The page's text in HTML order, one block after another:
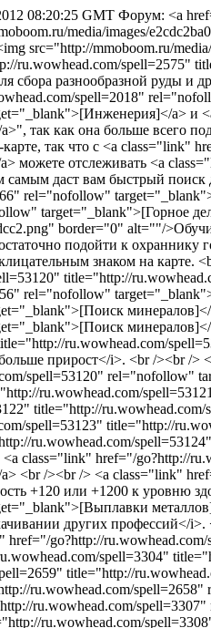
08:20:25 GMT Форум: <a
ru.wowhead.com/spell=53122" title="http://ru.wowhead.com/spell=53122" rel="nofollow" target="_blank">[*Ранг 3: Выносливость +7 или +70 к уровню здоровья.]</a> <br /><br /> <a class="link" href="/go?http://ru.wowhead.com/spell=53123" title="http://ru.wowhead.com/spell=53123" rel="nofollow" target="_blank">[*Ранг 4: Выносливость +10 или +100 к уровню здоровья.]</a> <br /><br /> <a class="link" href="/go?http://ru.wowhead.com/spell=53124" title="http://ru.wowhead.com/spell=53124" rel="nofollow" target="_blank">[*Ранг 5: Выносливость +30 или +300 к уровню здоровья.]</a> <br /><br /> <a class="link" href="/go?http://ru.wowhead.com/spell=53040" title="http://ru.wowhead.com/spell=53040" rel="nofollow" target="_blank">[*Ранг 6: Выносливость +60 или +600 к уровню здоровья.]</a> <br /><br /> <a class="link" href="/go?http://ru.wowhead.com/spell=74496" title="http://ru.wowhead.com/spell=74496" rel="nofollow" target="_blank">[*Ранг 7: Выносливость +120 или +1200 к уровню здоровья.]</a> <br /><br /> 3) <a class="link" href="/go?http://ru.wowhead.com/spell=2656" title="http://ru.wowhead.com/spell=2656" rel="nofollow" target="_blank">[Выплавки металлов]</a> <i>самое главное в нашем деле, вы сможете около "<b>Горна</b>" выплавлять из собранной руды всякие слитки, что и понадобится при прокачивании других профессий</i>. <br /><br /> <img src="http://mmoboom.ru/media/images/64cbe01c1950989f.jpg" border="0" alt=""/><a class="link" href="/go?http://ru.wowhead.com/spell=2657" title="http://ru.wowhead.com/spell=2657" rel="nofollow" target="_blank">[Выплавка меди]</a> 1/25/47/70 <br /><br /> <a class="link" href="/go?http://ru.wowhead.com/spell=3304" title="http://ru.wowhead.com/spell=3304" rel="nofollow" target="_blank">[Выплавка олова]</a> 65/70/75 <br /><br /> <a class="link" href="/go?http://ru.wowhead.com/spell=2659" title="http://ru.wowhead.com/spell=2659" rel="nofollow" target="_blank">[Выплавка бронзы]</a> 65/90/115 <br /><br /> <a class="link" href="/go?http://ru.wowhead.com/spell=2658" title="http://ru.wowhead.com/spell=2658" rel="nofollow" target="_blank">[Выплавка серебра]</a> 75/115/122/130 <br /><br /> <a class="link" href="/go?http://ru.wowhead.com/spell=3307" title="http://ru.wowhead.com/spell=3307" rel="nofollow" target="_blank">[Выплавка железа]</a> 125/130/145/160 <br /><br /> <a class="link" href="/go?http://ru.wowhead.com/spell=3308" title="http://ru.wowhead.com/spell=3308" rel="nofollow" target="_blank">[Выплавка золота]</a> 155/170/177/185 <br /><br /> <a class="link" href="/go?http://ru.wowhead.com/spell=3569" title="http://ru.wowhead.com/spell=3569" rel="nofollow" target="_blank">[Выплавка стали]</a> 165 <br /><br /> <a class="link" href="/go?http://ru.wowhead.com/spell=10097" title="http://ru.wowhead.com/spell=10097" rel="nofollow" target="_blank">[Выплавка мифрила]</a> 175/202/230 <br /><br /> <a class="link" href="/go?http://ru.wowhead.com/spell=10098" title="http://ru.wowhead.com/spell=10098" rel="nofollow" target="_blank">[Выплавка истинного серебра]</a> 230/250/270/290 <br /><br /> <a class="link" href="/go?http://ru.wowhead.com/spell=14891" title="http://ru.wowhead.com/spell=14891" rel="nofollow" target="_blank">[Выплавка черного железа]</a> 230/300/305/310 <br /><br /> <a class="link" href="/go?http://ru.wowhead.com/spell=16153" title="http://ru.wowhead.com/spell=16153" rel="nofollow" target="_blank">[Выплавка тория]</a> 230/250/270/290 <br /><br /> <a class="link" href="/go?http://ru.wowhead.com/spell=29356" title="http://ru.wowhead.com/spell=29356" rel="nofollow" target="_blank">[Выплавка оскверненного железа]</a> 275 300 325 <br /><br /> <a class="link" href="/go?http://ru.wowhead.com/spell=22967" title="http://ru.wowhead.com/spell=22967" rel="nofollow" target="_blank">[Выплавка элементия]</a> 300/350/362/375 <br /><br /> <a class="link" href="/go?http://ru.wowhead.com/spell=29358" title="http://ru.wowhead.com/spell=29358" rel="nofollow" target="_blank">[Выплавка адамантита]</a> 325/332/340 <br /><br /> <a class="link" href="/go?http://ru.wowhead.com/spell=29360" title="http://ru.wowhead.com/spell=29360" rel="nofollow" target="_blank">[Выплавка